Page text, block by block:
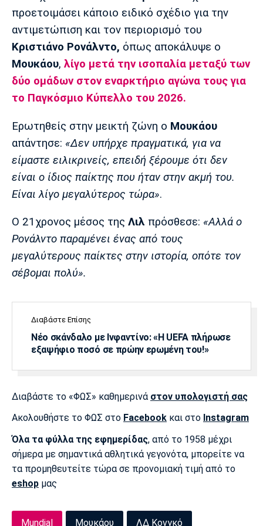
Πολιτισμός
Τραγούδια
Cine Spot
Running
Παρασκήνιο
Πρόγραμμα TV
Ιωνικός Κηφισιά Πανσερραϊκός
Μπαρτσελόνα
Ρεάλ
Μαδρίτης
Ατλέτικο
Μαδρίτης
Μάντσεστερ
Τσέλσι
Λίβερπουλ
Ίντερ Μίλαν Μπάγερν
Ντόρτμουντ
Παρί Σεν
Ζερμέν
Μονακό
Ερυθρός
Τότεναμ
προετοιμάσει κάποιο ειδικό σχέδιο για την
αντιμετώπιση και τον περιορισμό του
Κριστιάνο Ρονάλντο, όπως αποκάλυψε ο
Μουκάου, λίγο μετά την ισοπαλία μεταξύ των
δύο ομάδων στον εναρκτήριο αγώνα τους για
το Παγκόσμιο Κύπελλο του 2026.
Ερωτηθείς στην μεικτή ζώνη o Μουκάου
απάντησε: «Δεν υπήρχε πραγματικά, για να
είμαστε ειλικρινείς, επειδή ξέρουμε ότι δεν
είναι ο ίδιος παίκτης που ήταν στην ακμή του.
Είναι λίγο μεγαλύτερος τώρα».
Ο 21χρονος μέσος της Λιλ πρόσθεσε: «Αλλά ο
Ρονάλντο παραμένει ένας από τους
μεγαλύτερους παίκτες στην ιστορία, οπότε τον
σέβομαι πολύ».
Διαβάστε Επίσης
Νέο σκάνδαλο με Ινφαντίνο: «Η UEFA πλήρωσε
εξαψήφιο ποσό σε πρώην ερωμένη του!»
Διαβάστε το «ΦΩΣ» καθημερινά στον υπολογιστή σας
Ακολουθήστε το ΦΩΣ στο Facebook και στο Instagram
Όλα τα φύλλα της εφημερίδας, από το 1958 μέχρι
σήμερα με σημαντικά αθλητικά γεγονότα, μπορείτε να
τα προμηθευτείτε τώρα σε προνομιακή τιμή από το
eshop μας
Mundial Μουκάου ΛΔ Κονγκό